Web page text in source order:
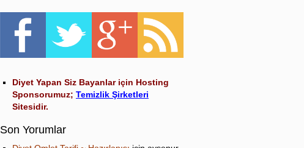
Diyet Yapan Siz Bayanlar için Hosting
Sponsorumuz; Temizlik Şirketleri
Sitesidir.
Son Yorumlar